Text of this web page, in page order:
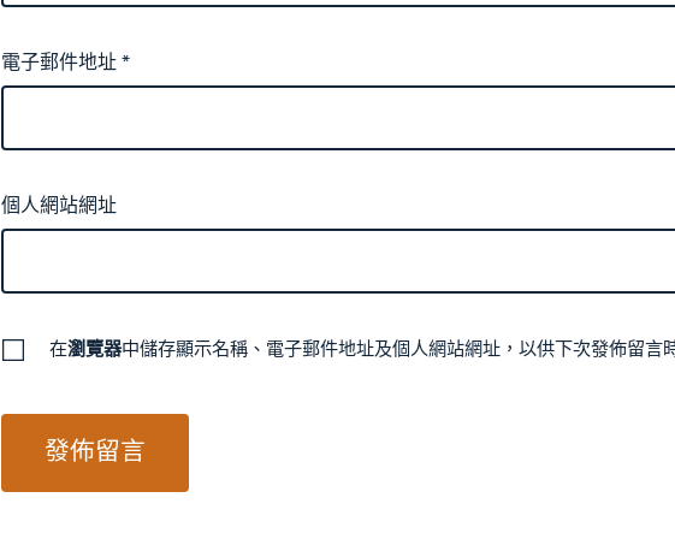
電子郵件地址*
個人網站網址
在瀏覽器中儲存顯示名稱、電子郵件地址及個人網站網址，以供下次發佈留言